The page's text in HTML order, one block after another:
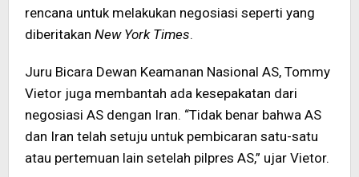
rencana untuk melakukan negosiasi seperti yang
diberitakan New York Times.
Juru Bicara Dewan Keamanan Nasional AS, Tommy
Vietor juga membantah ada kesepakatan dari
negosiasi AS dengan Iran. “Tidak benar bahwa AS
dan Iran telah setuju untuk pembicaran satu-satu
atau pertemuan lain setelah pilpres AS,” ujar Vietor.